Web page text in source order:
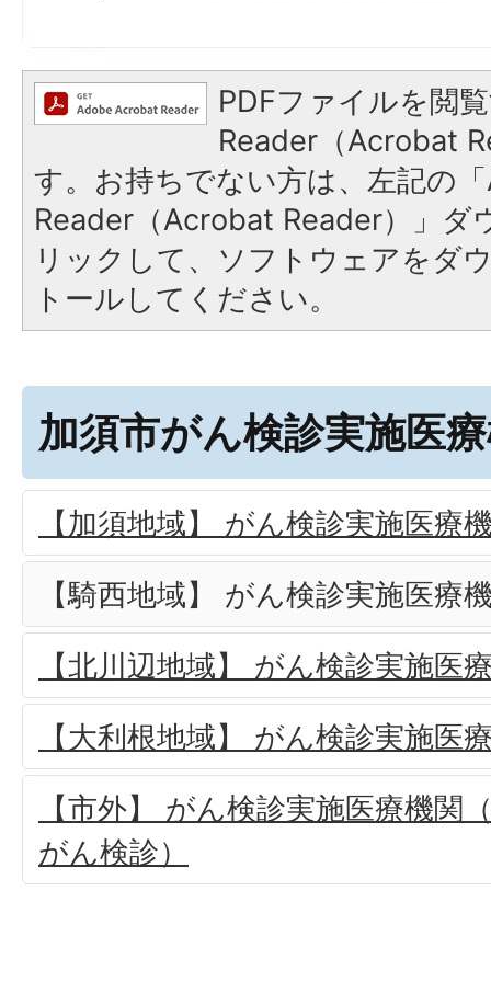
PDFファイルを閲
Reader（Acrobat
す。お持ちでない方は、左記の
Reader（Acrobat Reader）」ダ
リックして、ソフトウェアをダ
トールしてください。
加須市がん検診実施医
【加須地域】 がん検診実施医療
【騎西地域】 がん検診実施医療
【北川辺地域】 がん検診実施医
【大利根地域】 がん検診実施医
【市外】 がん検診実施医療機関
がん検診）